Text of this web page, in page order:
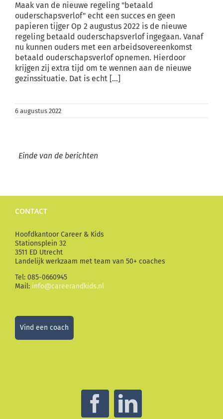
Maak van de nieuwe regeling "betaald
ouderschapsverlof" echt een succes en geen
papieren tijger Op 2 augustus 2022 is de nieuwe
regeling betaald ouderschapsverlof ingegaan. Vanaf
nu kunnen ouders met een arbeidsovereenkomst
betaald ouderschapsverlof opnemen. Hierdoor
krijgen zij extra tijd om te wennen aan de nieuwe
gezinssituatie. Dat is echt [...]
6 augustus 2022
Einde van de berichten
CONTACT
Hoofdkantoor Career & Kids
Stationsplein 32
3511 ED Utrecht
Landelijk werkzaam met team van 50+ coaches
Tel: 085-0660945
Mail: info@careerandkids.nl
Vind een coach
Facebook
LinkedIn